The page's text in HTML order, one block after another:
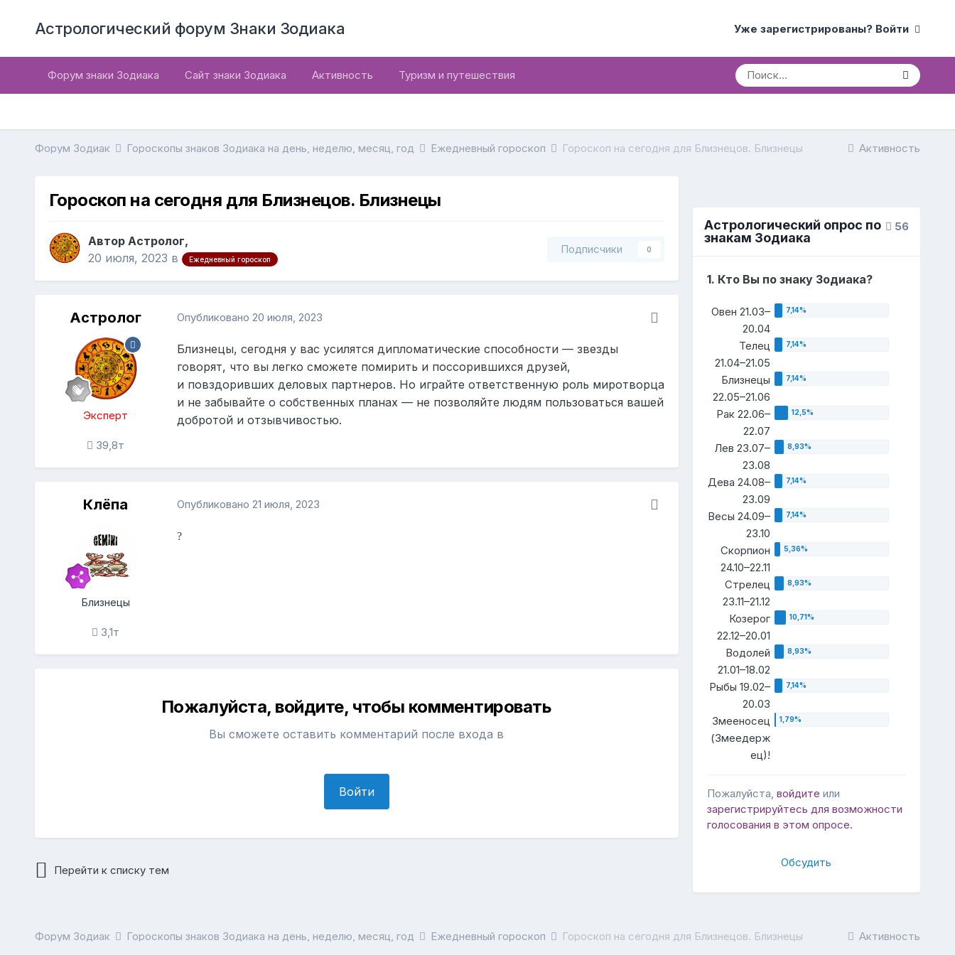
Астрологический форум Знаки Зодиака Уже зарегистрированы? Войти
Форум знаки Зодиака Сайт знаки Зодиака Активность Туризм и путешествия
Активность
Форум Зодиак Гороскопы знаков Зодиака на день, неделю, месяц, год Ежедневный гороскоп Гороскоп на сегодня для Близнецов. Близнецы
Гороскоп на сегодня для Близнецов. Близнецы
Автор Астролог,
20 июля, 2023 в Ежедневный гороскоп
Подписчики 0
Астролог
Эксперт
39,8т
Опубликовано 20 июля, 2023
Близнецы, сегодня у вас усилятся дипломатические способности — звезды
говорят, что вы легко сможете помирить и поссорившихся друзей,
и повздоривших деловых партнеров. Но играйте ответственную роль миротворца
и не забывайте о собственных планах — не позволяйте людям пользоваться вашей
добротой и отзывчивостью.
Клёпа
Близнецы
3,1т
Опубликовано 21 июля, 2023
?
Пожалуйста, войдите, чтобы комментировать
Вы сможете оставить комментарий после входа в
Войти
Перейти к списку тем
56
Астрологический опрос по
знакам Зодиака
1. Кто Вы по знаку Зодиака?
Овен 21.03–
20.04
Телец
21.04–21.05
Близнецы
22.05–21.06
Рак 22.06–
22.07
Лев 23.07–
23.08
Дева 24.08–
23.09
Весы 24.09–
23.10
Скорпион
24.10–22.11
Стрелец
23.11–21.12
Козерог
22.12–20.01
Водолей
21.01–18.02
Рыбы 19.02–
20.03
Змееносец
(Змеедерж
ец)!
Пожалуйста, войдите или
зарегистрируйтесь для возможности
голосования в этом опросе.
Обсудить
Активность
Форум Зодиак Гороскопы знаков Зодиака на день, неделю, месяц, год Ежедневный гороскоп Гороскоп на сегодня для Близнецов. Близнецы